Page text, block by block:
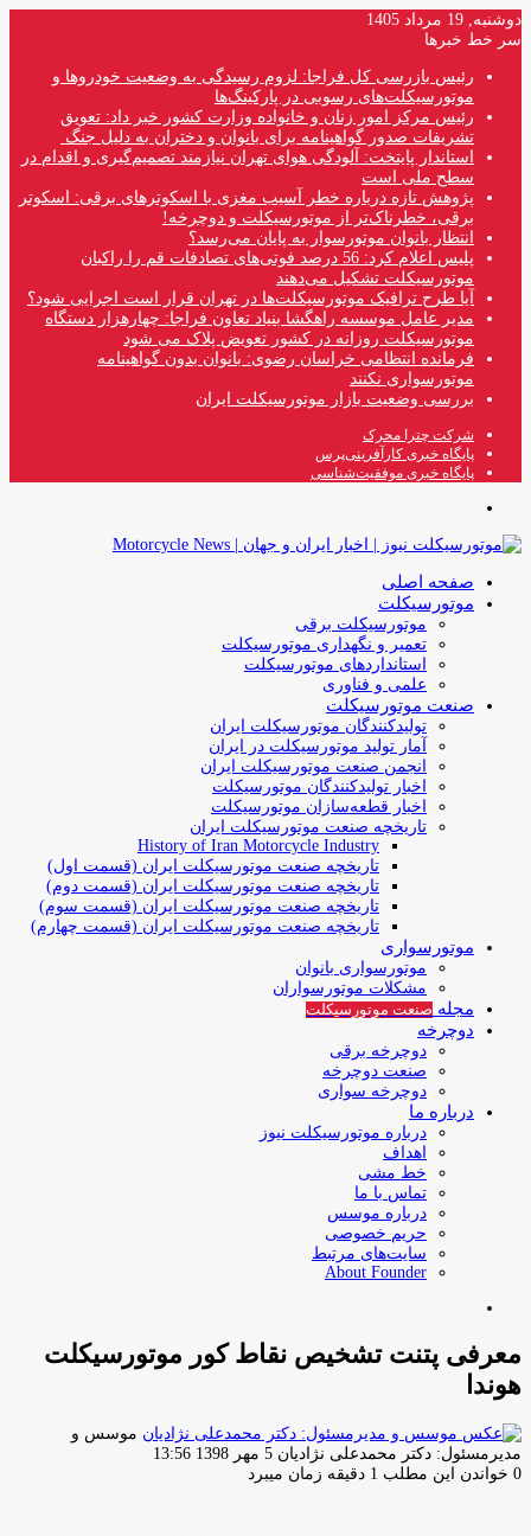
دوشنبه, 19 مرداد 1405
سر خط خبرها
رئیس بازرسی کل فراجا: لزوم رسیدگی به وضعیت خودروها و
موتورسیکلت‌های رسوبی در پارکینگ‌ها
رئیس مرکز امور زنان و خانواده وزارت کشور خبر داد: تعویق
تشریفات صدور گواهینامه برای بانوان و دختران به دلیل جنگ
استاندار پایتخت: آلودگی هوای تهران نیازمند تصمیم‌گیری و اقدام در
سطح ملی است
پژوهش تازه درباره خطر آسیب مغزی با اسکوترهای برقی: اسکوتر
برقی، خطرناک‌تر از موتورسیکلت و دوچرخه!
انتظار بانوان موتورسوار به پایان می‌رسد؟
پلیس اعلام کرد: 56 درصد فوتی‌های تصادفات قم را راکبان
موتورسیکلت تشکیل می‌دهند
آیا طرح ترافیک موتورسیکلت‌ها در تهران قرار است اجرایی شود؟
مدیر عامل موسسه راهگشا بنیاد تعاون فراجا: چهارهزار دستگاه
موتورسیکلت روزانه در کشور تعویض پلاک می شود
فرمانده انتظامی خراسان رضوی: بانوان بدون گواهینامه
موتورسواری نکنند
بررسی وضعیت بازار موتورسیکلت ایران
شرکت چترا محرک
پایگاه خبری کارآفرینی‌پرس
پایگاه خبری موفقیت‌شناسی
صفحه اصلی
موتورسیکلت
موتورسیکلت برقی
تعمیر و نگهداری موتورسیکلت
استانداردهای موتورسیکلت
علمی و فناوری
صنعت موتورسیکلت
تولیدکنندگان موتورسیکلت ایران
آمار تولید موتورسیکلت در ایران
انجمن صنعت موتورسیکلت ایران
اخبار تولیدکنندگان موتورسیکلت
اخبار قطعه‌سازان موتورسیکلت
تاریخچه صنعت موتورسیکلت ایران
History of Iran Motorcycle Industry
تاریخچه صنعت موتورسیکلت ایران (قسمت اول)
تاریخچه صنعت موتورسیکلت ایران (قسمت دوم)
تاریخچه صنعت موتورسیکلت ایران (قسمت سوم)
تاریخچه صنعت موتورسیکلت ایران (قسمت چهارم)
موتورسواری
موتورسواری بانوان
مشکلات موتورسواران
مجله صنعت موتورسیکلت
دوچرخه
دوچرخه برقی
صنعت دوچرخه
دوچرخه سواری
درباره ما
درباره موتورسیکلت نیوز
اهداف
خط مشی
تماس با ما
درباره موسس
حریم خصوصی
سایت‌های مرتبط
About Founder
معرفی پتنت تشخیص نقاط کور موتورسیکلت
هوندا
موسس و
مدیرمسئول: دکتر محمدعلی نژادیان ارسال
ایمیل
5 مهر 1398 13:56
0 خواندن این مطلب 1 دقیقه زمان میبرد